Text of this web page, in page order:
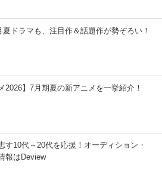
夏ドラマも、注目作＆話題作が勢ぞろい！
2026】7月期夏の新アニメを一挙紹介！
す10代～20代を応援！オーディション・
報はDeview